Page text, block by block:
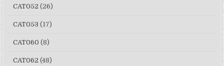
CAT052 (26)
CAT053 (17)
CAT060 (8)
CAT062 (48)